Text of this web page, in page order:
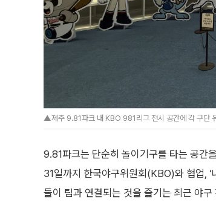
▲제주 9.81파크 내 KBO 981리그 전시 공간에 각 구단
9.81파크는 단순히 놀이기구를 타는 공간
31일까지 한국야구위원회(KBO)와 협업,
들이 팀과 연결되는 것을 즐기는 최근 야